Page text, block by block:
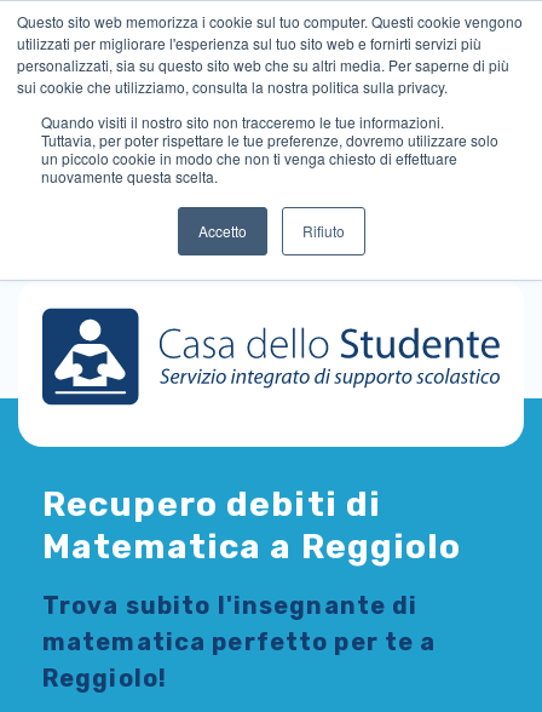
Questo sito web memorizza i cookie sul tuo computer. Questi cookie vengono
utilizzati per migliorare l'esperienza sul tuo sito web e fornirti servizi più
personalizzati, sia su questo sito web che su altri media. Per saperne di più
sui cookie che utilizziamo, consulta la nostra politica sulla privacy.
Quando visiti il ​​nostro sito non tracceremo le tue informazioni.
Tuttavia, per poter rispettare le tue preferenze, dovremo utilizzare solo
un piccolo cookie in modo che non ti venga chiesto di effettuare
nuovamente questa scelta.
Accetto Rifiuto
Recupero debiti di
Matematica a Reggiolo
Trova subito l'insegnante di
matematica perfetto per te a
Reggiolo!